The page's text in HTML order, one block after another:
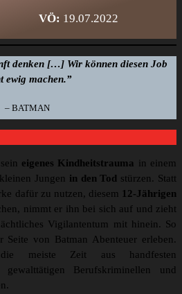
VÖ: 19.07.2022
denken […] Wir können diesen Job
ewig machen.”
– BATMAN
eigenes Kindheitstrauma in einem
Jungen in den Tod stürzen. Statt
dafür zu nutzen, diesem 12-Jährigen
nimmt er ihn bei sich auf und zieht
Vigilantentum mit hinein. So
von Batman Abenteuer erleben.
meiste Zeit aus handfesten
gewalttätigen Berufskriminellen und